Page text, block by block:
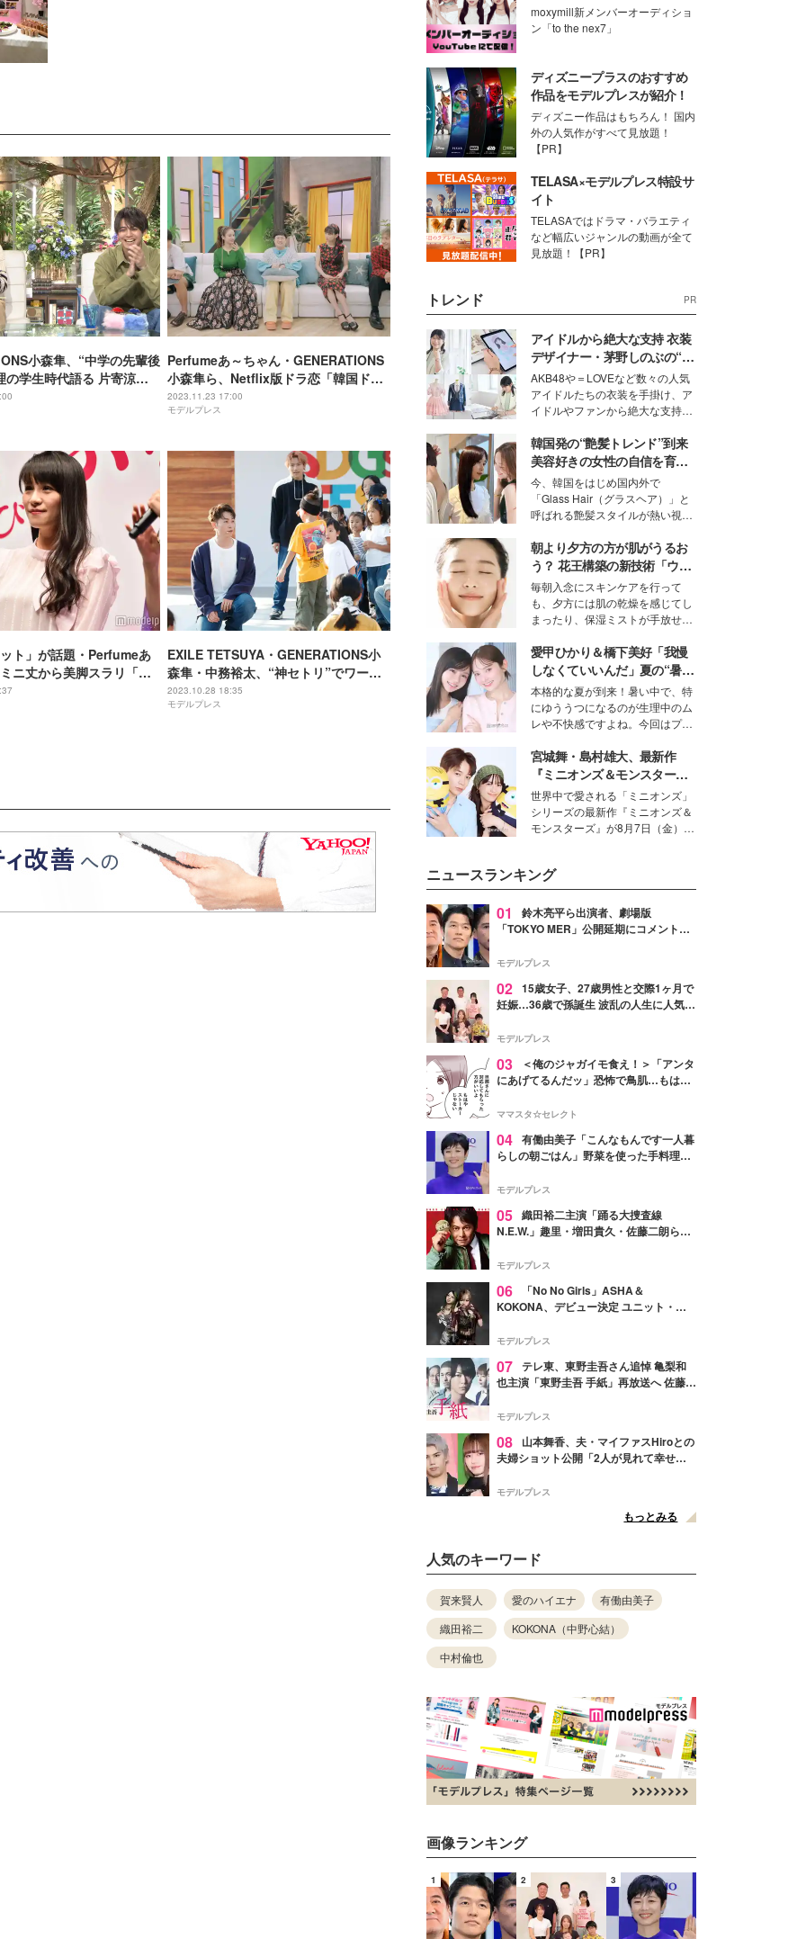
小森隼、“中学の先輩後
の学生時代語る 片寄涼太
Perfumeあ～ちゃん・GENERATIONS
小森隼ら、Netflix版ドラ恋「韓国ドラ
マな恋がしたい」スタジオMC陣インタ
ビュー公開「もう何回も見たい」
2023.11.23 17:00
モデルプレス
ト」が話題・Perfumeあ
ニ丈から美脚スラリ「ス
「輝いてる」と反響
EXILE TETSUYA・GENERATIONS小
森隼・中務裕太、“神セトリ”でワーク
ショップ 号泣する子供への対応に拍手
喝采＜SDGs FES in EDOGAWA＞
2023.10.28 18:35
モデルプレス
moxymill新メンバーオーディショ
ン「to the nex7」
ディズニープラスのおすすめ
作品をモデルプレスが紹介！
ディズニー作品はもちろん！ 国内
外の人気作がすべて見放題！
【PR】
TELASA×モデルプレス特設サ
イト
TELASAではドラマ・バラエティ
など幅広いジャンルの動画が全て
見放題！【PR】
トレンド PR
アイドルから絶大な支持 衣装
デザイナー・茅野しのぶの“可
愛い”を作る美学＜「シチズン
クロスシー」インタビュー＞
AKB48や＝LOVEなど数々の人気
アイドルたちの衣装を手掛け、ア
イドルやファンから絶大な支持を
取締役兼クリエイティブディレク
ター・茅野しのぶ。一人ひとりの
個性に寄り添い、魅力を引き出す
衣装作りは、多くの女性たちに勇
気と自信を与え続けている。
韓国発の“艶髪トレンド”到来
美容好きの女性の自信を育む
「ヘアケア事情」って？
今、韓国をはじめ国内外で
「Glass Hair（グラスヘア）」と
呼ばれる艶髪スタイルが熱い視線
ションの完成度を高めるベースと
して、“髪そのものの美しさ”に改
めて注目する人が増えている様
子。今回は、そんな憧れの艶やか
な髪を日常で叶える、美容好きの
女性たちのヘアケア事情を紹介し
ます。
朝より夕方の方が肌がうるお
う？ 花王構築の新技術「ウォ
ーターキャプチャリングスキ
ン（捕水肌）」がスキンケア
の常識を変える予感
毎朝入念にスキンケアを行って
も、夕方には肌の乾燥を感じてし
まったり、保湿ミストが手放せな
な美容の常識を大きく変える可能
性を秘めた、革新的な「Water
Capturing Skin（ウォーターキャ
プチャリングスキン：捕水肌）」
技術を、花王が構築した。
愛甲ひかり＆橋下美好「我慢
しなくていいんだ」夏の“暑さ
対策”の新しい選択肢とは？
本格的な夏が到来！暑い中で、特
にゆううつになるのが生理中のム
レや不快感ですよね。今回はプラ
モデル・愛甲ひかりさんと橋下美
好さんを迎えて本音で女子会トー
ク。猛暑のお出かけを快適に過ご
すヒントや、2人が感動した夏の
生理の新常識にも迫りました。
宮城舞・島村雄大、最新作
『ミニオンズ＆モンスター
ズ』の魅力熱弁 ハチャメチャ
だけじゃない“友情と絆”に感
動
世界中で愛される「ミニオンズ」
シリーズの最新作『ミニオンズ＆
モンスターズ』が8月7日（金）に
デルの宮城舞と島村雄大の特別対
談をお届け！それぞれの視点か
ら、今作ならではの魅力や予想外
の感動をもたらす奥深いストーリ
た。
ニュースランキング
01
鈴木亮平ら出演者、劇場版
「TOKYO MER」公開延期にコメント
最大の敬意とエールを」
モデルプレス
02 15歳女子、27歳男性と交際1ヶ月で
妊娠…36歳で孫誕生 波乱の人生に人気タ
よ！」
モデルプレス
03
＜俺のジャガイモ食え！＞「アンタ
にあげてるんだッ」恐怖で鳥肌…もはや
ママスタ☆セレクト
04 有働由美子「こんなもんです一人暮
らしの朝ごはん」野菜を使った手料理公
そう」と反響
モデルプレス
05 織田裕二主演「踊る大捜査線
N.E.W.」趣里・増田貴久・佐藤二朗ら新
徴する“謎のキーワード”も
モデルプレス
06
「No No Girls」ASHA＆
KOKONA、デビュー決定 ユニット・
リリースへ
モデルプレス
07 テレ東、東野圭吾さん追悼 亀梨和
也主演「東野圭吾 手紙」再放送へ 佐藤隆
モデルプレス
08
山本舞香、夫・マイファスHiroとの
夫婦ショット公開「2人が見れて幸せ」
モデルプレス
もっとみる
人気のキーワード
賀来賢人 愛のハイエナ
有働由美子
織田裕二
KOKONA（中野心結）
中村倫也
画像ランキング
1 2 3